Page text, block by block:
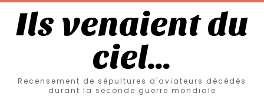
Ils venaient du
ciel…
Recensement de sépultures d'aviateurs décédés
durant la seconde guerre mondiale